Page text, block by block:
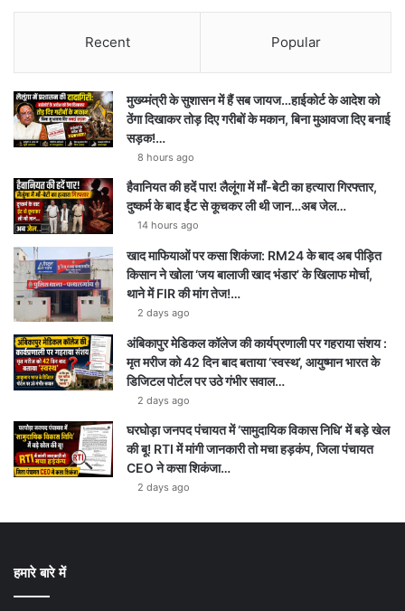
Recent Popular
मुख्य्मंत्री के सुशासन में हैं सब जायज…हाईकोर्ट के आदेश को
ठेंगा दिखाकर तोड़ दिए गरीबों के मकान, बिना मुआवजा दिए बनाई
सड़क!…
8 hours ago
हैवानियत की हदें पार! लैलूंगा में माँ-बेटी का हत्यारा गिरफ्तार,
दुष्कर्म के बाद ईंट से कूचकर ली थी जान…अब जेल…
14 hours ago
खाद माफियाओं पर कसा शिकंजा: RM24 के बाद अब पीड़ित
किसान ने खोला ‘जय बालाजी खाद भंडार’ के खिलाफ मोर्चा,
थाने में FIR की मांग तेज!…
2 days ago
अंबिकापुर मेडिकल कॉलेज की कार्यप्रणाली पर गहराया संशय :
मृत मरीज को 42 दिन बाद बताया ‘स्वस्थ’, आयुष्मान भारत के
डिजिटल पोर्टल पर उठे गंभीर सवाल…
2 days ago
घरघोड़ा जनपद पंचायत में ‘सामुदायिक विकास निधि’ में बड़े खेल
की बू! RTI में मांगी जानकारी तो मचा हड़कंप, जिला पंचायत
CEO ने कसा शिकंजा…
2 days ago
हमारे बारे में